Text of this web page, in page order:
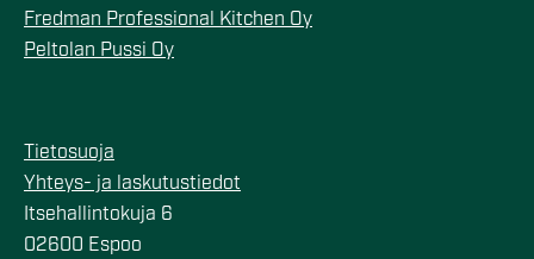
Fredman Professional Kitchen Oy
Peltolan Pussi Oy
Tietosuoja
Yhteys- ja laskutustiedot
Itsehallintokuja 6
02600 Espoo